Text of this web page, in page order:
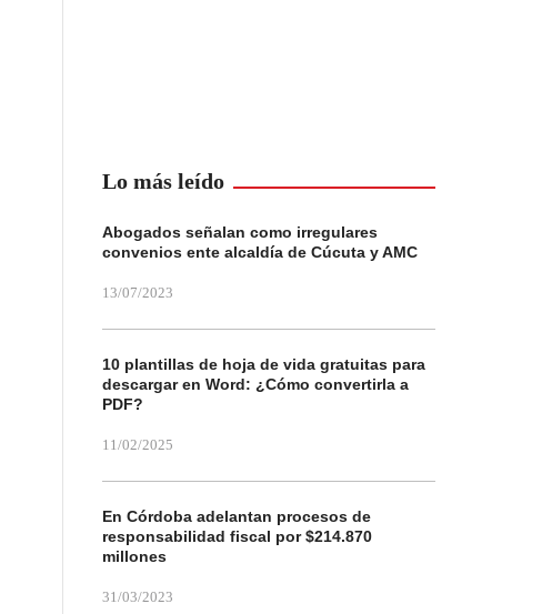
Lo más leído
Abogados señalan como irregulares
convenios ente alcaldía de Cúcuta y AMC
13/07/2023
10 plantillas de hoja de vida gratuitas para
descargar en Word: ¿Cómo convertirla a
PDF?
11/02/2025
En Córdoba adelantan procesos de
responsabilidad fiscal por $214.870
millones
31/03/2023